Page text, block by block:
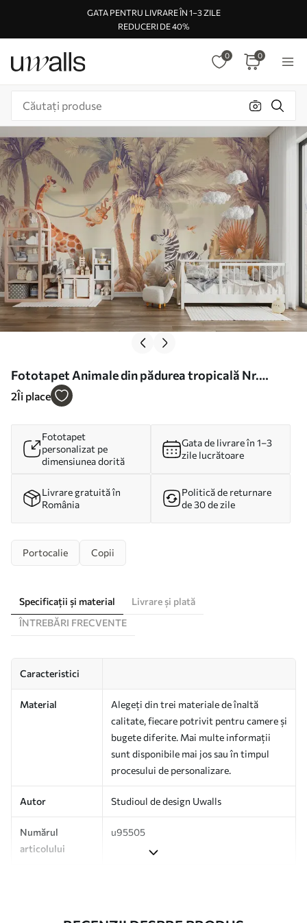
GATA PENTRU LIVRARE ÎN 1–3 ZILE
REDUCERI DE 40%
0 0
Fototapet Animale din pădurea tropicală Nr.
u95505
2Îi place
Fototapet
personalizat pe
dimensiunea dorită
Gata de livrare în 1–3
zile lucrătoare
Livrare gratuită în
România
Politică de returnare
de 30 de zile
Portocalie Copii
Specificații și material
Livrare și plată
ÎNTREBĂRI FRECVENTE
Caracteristici
Material
Alegeți din trei materiale de înaltă
calitate, fiecare potrivit pentru camere și
bugete diferite. Mai multe informații
sunt disponibile mai jos sau în timpul
procesului de personalizare.
Autor Studioul de design Uwalls
Numărul
articolului
u95505